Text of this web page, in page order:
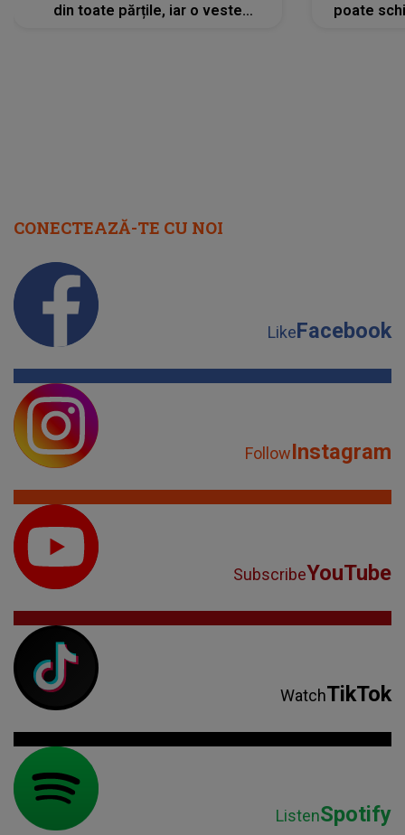
din toate părțile, iar o veste
poate
CONECTEAZĂ-TE CU NOI
LikeFacebook
FollowInstagram
SubscribeYouTube
WatchTikTok
ListenSpotify